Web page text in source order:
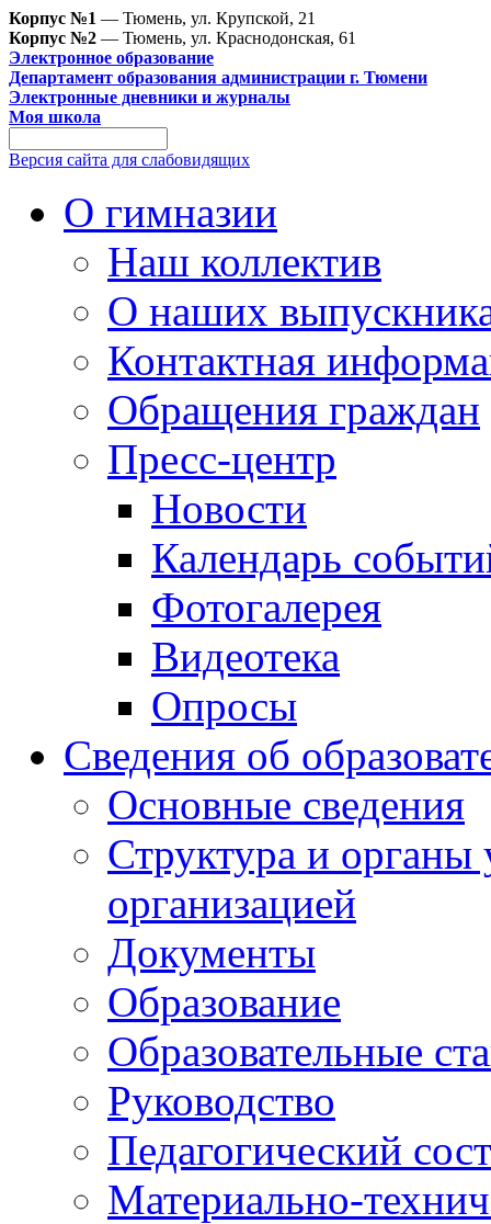
Корпус №1 — Тюмень, ул. Крупской, 21
Корпус №2 — Тюмень, ул. Краснодонская, 61
Электронное образование
Департамент образования администрации г. Тюмени
Электронные дневники и журналы
Моя школа
Версия сайта для слабовидящих
О гимназии
Наш коллектив
О наших
Контактная
Обращения граждан
Пресс-центр
Новости
Календарь
Фотогалерея
Видеотека
Опросы
Сведения об
Основные сведения
Структура и органы
организацией
Документы
Образование
Образовательные
Руководство
Педагогический
Материально-